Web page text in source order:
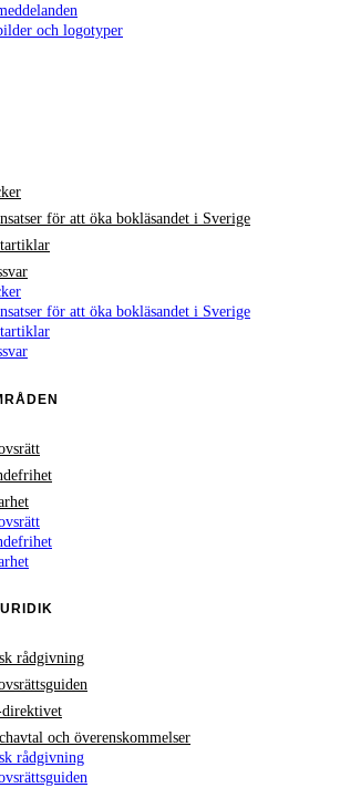
och logotyper
för att öka bokläsandet i Sverige
för att öka bokläsandet i Sverige
rådgivning
och överenskommelser
rådgivning